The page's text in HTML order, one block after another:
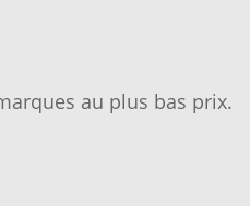
au plus bas prix.